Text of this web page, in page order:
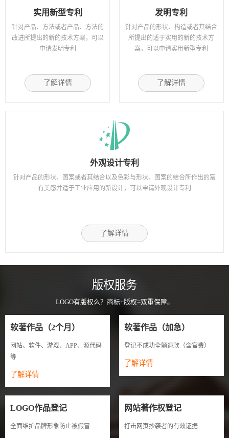
实用新型专利
针对产品、方法或者产品、方法的
改进所提出的新的技术方案，可以
申请发明专利
了解详情
发明专利
针对产品的形状、构造或者其结合
所提出的适于实用的新的技术方
案，可以申请实用新型专利
了解详情
外观设计专利
针对产品的形状、图案或者其结合以及色彩与形状、图案的结合所作出的富
有美感并适于工业应用的新设计，可以申请外观设计专利
了解详情
版权服务
LOGO有版权么？商标+版权=双重保障。
软著作品（2个月）
网站、软件、游戏、APP、源代码
等
了解详情
软著作品（加急）
登记不成功全额退款（含官费）
了解详情
LOGO作品登记
全面维护品牌形象防止被假冒
网站著作权登记
打击网页抄袭者的有效证据